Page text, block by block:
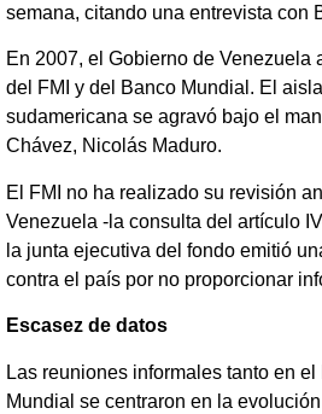
semana, citando una entrevista con
En 2007, el Gobierno de Venezuela
del FMI y del Banco Mundial. El
sudamericana se agravó bajo el
Chávez, Nicolás Maduro.
El FMI no ha realizado su revisión
Venezuela -la consulta del artículo
la junta ejecutiva del fondo emitió
contra el país por no proporcionar
Escasez de datos
Las reuniones informales tanto en
Mundial se centraron en la